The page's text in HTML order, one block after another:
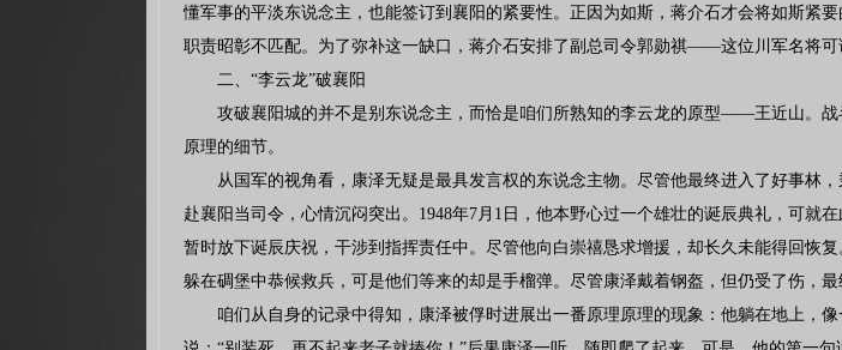
懂军事的平淡东说念主，也能签订到襄阳的紧要性。正因为如斯，蒋介石才会将如斯紧
职责昭彰不匹配。为了弥补这一缺口，蒋介石安排了副总司令郭勋祺——这位川军名将可
二、“李云龙”破襄阳
攻破襄阳城的并不是别东说念主，而恰是咱们所熟知的李云龙的原型——王近山。
原理的细节。
从国军的视角看，康泽无疑是最具发言权的东说念主物。尽管他最终进入了好事林
赴襄阳当司令，心情沉闷突出。1948年7月1日，他本野心过一个雄壮的诞辰典礼，可就
暂时放下诞辰庆祝，干涉到指挥责任中。尽管他向白崇禧恳求增援，却长久未能得回恢
躲在碉堡中恭候救兵，可是他们等来的却是手榴弹。尽管康泽戴着钢盔，但仍受了伤，最
咱们从自身的记录中得知，康泽被俘时进展出一番原理原理的现象：他躺在地上，